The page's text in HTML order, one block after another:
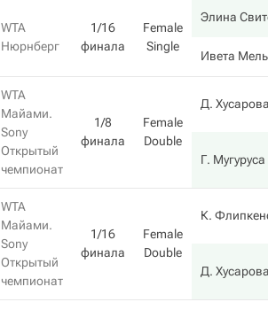
WTA
Нюрнберг
1/16
финала
Female
Single
Элина
Ивета
WTA
Майами.
Sony
Открытый
чемпионат
1/8
финала
Female
Double
Д. Хусарова
Г. Мугуруса
WTA
Майами.
Sony
Открытый
чемпионат
1/16
финала
Female
Double
К.
Д. Хусарова